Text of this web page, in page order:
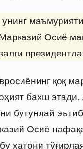
Осиё
қоқ
бахш
бутунлай
Осиё
хатони